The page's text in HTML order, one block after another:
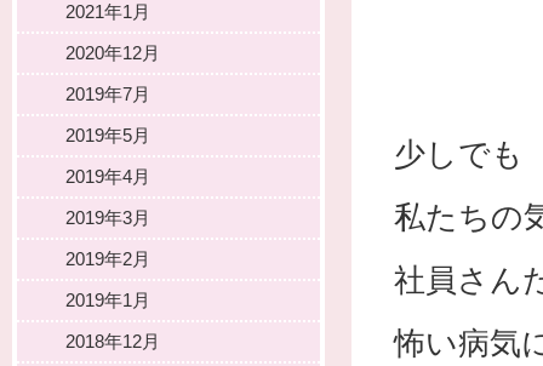
少しでも
私たちの
社員さん
怖い病気
2021年1月
2020年12月
2019年7月
2019年5月
2019年4月
2019年3月
2019年2月
2019年1月
2018年12月